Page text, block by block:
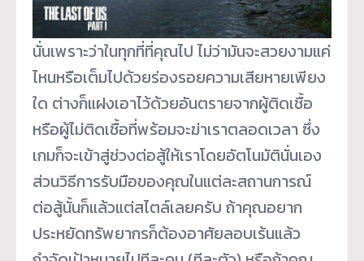
นั่นเพราะว่าในทุกที่ที่คุณไป ไม่ว่ามันจะสวยงามแค่
ไหนหรือเต็มไปด้วยร่องรอยความเสียหายเพียง
ใด ต่างก็แฝงเอาไว้ด้วยอันตรายจากผู้ติดเชื้อ
หรือผู้ไม่ติดเชื้อที่พร้อมจะฆ่าเราตลอดเวลา ซึ่ง
เกมก็จะเข้าสู่ช่วงต่อสู้ให้เราโดยอัตโนมัตินั่นเอง
ส่วนวิธีการรับมือของคุณในแต่ละสถานการณ์
ต่อสู้นั้นก็แล้วแต่สไตล์เลยครับ ถ้าคุณอยาก
ประหยัดทรัพยากรก็ต้องอาศัยลอบเร้นแล้ว